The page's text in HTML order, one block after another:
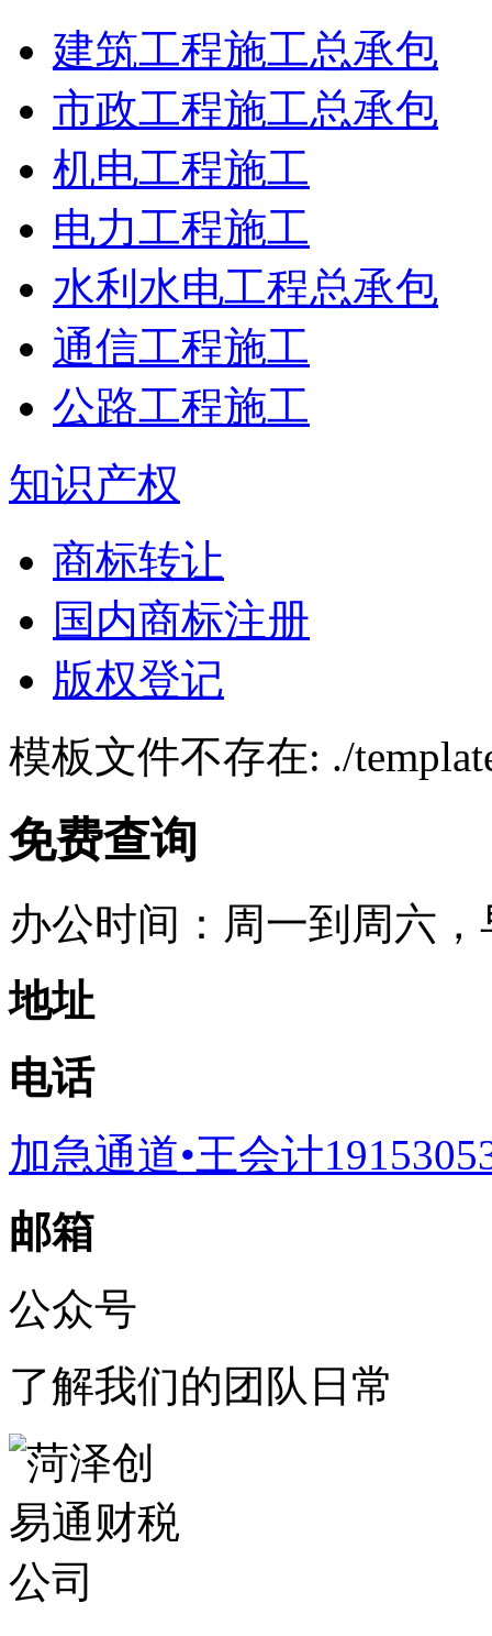
建筑工程施工总承包
市政工程施工总承包
机电工程施工
电力工程施工
水利水电工程总承包
通信工程施工
公路工程施工
知识产权
商标转让
国内商标注册
版权登记
模板文件不存在: ./
免费查询
办公时间：周一到周六
地址
电话
加急通道•王会计
邮箱
公众号
了解我们的团队日常